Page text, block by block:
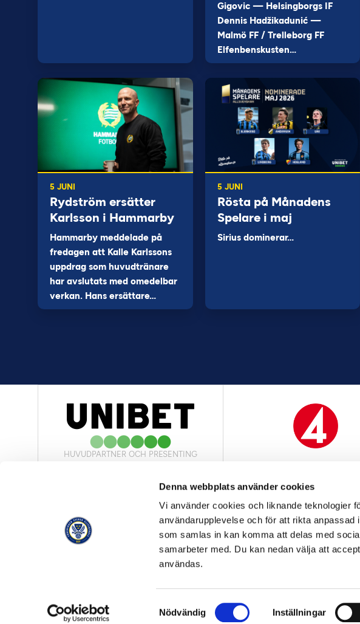
Denna webbplats använder cookies
Vi använder cookies och liknande teknologier
användarupplevelse och för att rikta
som samlas in kan komma att delas med
samarbeter med. Du kan nedan välja att
användas.
Samtyckesval
Nödvändig Inställningar
Gigovic — Helsingborgs IF
Dennis Hadžikadunić —
Malmö FF / Trelleborg FF
Elfenbenskusten…
5 JUNI
Rydström ersätter
Karlsson i Hammarby
Hammarby meddelade på
fredagen att Kalle Karlssons
uppdrag som huvudtränare
har avslutats med omedelbar
verkan. Hans ersättare…
5 JUNI
Rösta på Månadens
Spelare i maj
Sirius dominerar…
HUVUDPARTNER OCH PRESENTING
OFFICIELL LEVERANTÖR
© Allsvenskan 2026 FAQALLMÄNNA